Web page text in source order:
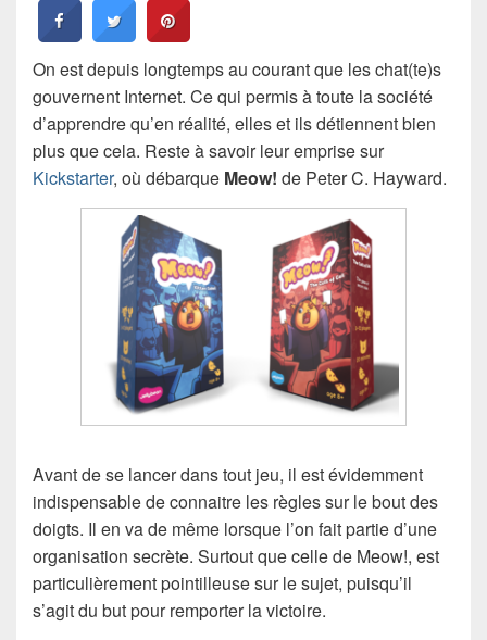
On est depuis longtemps au courant que les chat(te)s
gouvernent Internet. Ce qui permis à toute la société
d’apprendre qu’en réalité, elles et ils détiennent bien
plus que cela. Reste à savoir leur emprise sur
Kickstarter, où débarque Meow! de Peter C. Hayward.
Avant de se lancer dans tout jeu, il est évidemment
indispensable de connaitre les règles sur le bout des
doigts. Il en va de même lorsque l’on fait partie d’une
organisation secrète. Surtout que celle de Meow!, est
particulièrement pointilleuse sur le sujet, puisqu’il
s’agit du but pour remporter la victoire.